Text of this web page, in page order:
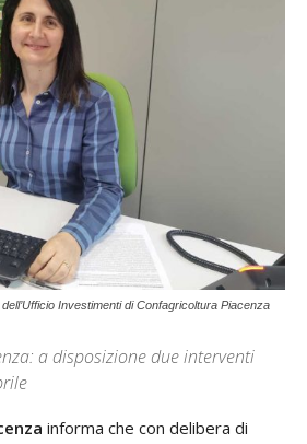
Investimenti di Confagricoltura Piacenza
a disposizione due interventi
informa che con delibera di